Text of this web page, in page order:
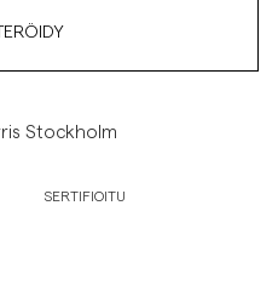
Stockholm
SERTIFIOITU